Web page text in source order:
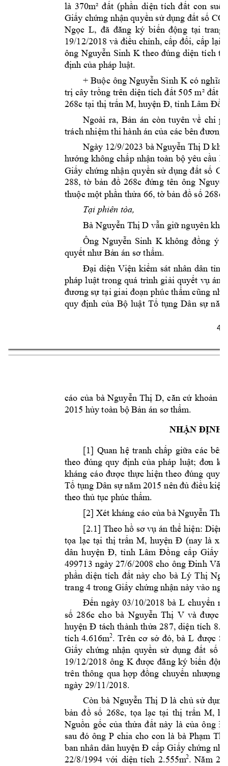
4
là 370m² đất (phần diện tích đất con
Giấy chứng nhận quyền sử dụng đất số CO
Ngọc L, đã đăng ký biến động tại trang
19/12/2018 và điều chỉnh, cấp đổi, cấp lại
ông Nguyễn Sinh K theo đúng diện tích
định của pháp luật.
+ Buộc ông Nguyễn Sinh K có nghĩa
trị cây trồng trên diện tích đất 505 m² đất
268c tại thị trấn M, huyện Đ, tỉnh Lâm
Ngoài ra, Bản án còn tuyên về chi
trách nhiệm thi hành án của các bên đương
Ngày 12/9/2023 bà Nguyễn Thị D
hướng không chấp nhận toàn bộ yêu cầu
Giấy chứng nhận quyền sử dụng đất số
288, tờ bản đồ 268c đứng tên ông
thuộc một phần thửa 66, tờ bản đồ số 268c
Tại phiên tòa,
Bà Nguyễn Thị D vẫn giữ nguyên
Ông Nguyễn Sinh K không đồng ý
quyết như Bản án sơ thẩm.
Đại diện Viện kiểm sát nhân dân tỉnh
pháp luật trong quá trình giải quyết vụ án
đương sự tại giai đoạn phúc thẩm cũng
quy định của Bộ luật Tố tụng Dân sự
cáo của bà Nguyễn Thị D, căn cứ khoản
2015 hủy toàn bộ Bản án sơ thẩm.
NHẬN ĐỊNH
[1] Quan hệ tranh chấp giữa các bên
theo đúng quy định của pháp luật; đơn
kháng cáo được thực hiện theo đúng quy
Tố tụng Dân sự năm 2015 nên đủ điều
theo thủ tục phúc thẩm.
[2] Xét kháng cáo của bà Nguyễn Thị
[2.1] Theo hồ sơ vụ án thể hiện: Diện
tọa lạc tại thị trấn M, huyện Đ (nay là xã
dân huyện Đ, tỉnh Lâm Đồng cấp Giấy
499713 ngày 27/6/2008 cho ông Đinh Văn
phần diện tích đất này cho bà Lý Thị
trang 4 trong Giấy chứng nhận này vào
Đến ngày 03/10/2018 bà L chuyển
số 286c cho bà Nguyễn Thị V và được
huyện Đ tách thành thửa 287, diện tích
tích 4.616m2. Trên cơ sở đó, bà L được
Giấy chứng nhận quyền sử dụng đất số
19/12/2018 ông K được đăng ký biến
trên thông qua hợp đồng chuyển nhượng
ngày 29/11/2018.
Còn bà Nguyễn Thị D là chủ sử dụng
bản đồ số 268c, tọa lạc tại thị trấn M,
Nguồn gốc của thửa đất này là của ông
sau đó ông P chia cho con là bà Phạm Thị
ban nhân dân huyện Đ cấp Giấy chứng
22/8/1994 với diện tích 2.555m2. Năm 2